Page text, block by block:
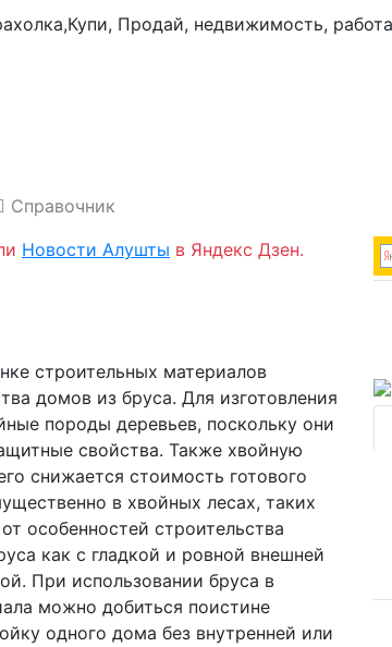
Справочник
Новости Алушты в Яндекс Дзен.
строительных материалов
домов из бруса. Для изготовления
породы деревьев, поскольку они
свойства. Также хвойную
снижается стоимость готового
в хвойных лесах, таких
особенностей строительства
как с гладкой и ровной внешней
При использовании бруса в
можно добиться поистине
одного дома без внутренней или